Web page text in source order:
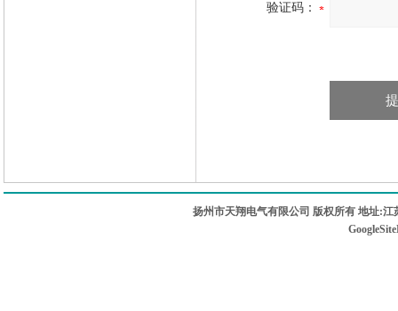
验证码：
扬州市天翔电气有限公司 版权所有 地址: